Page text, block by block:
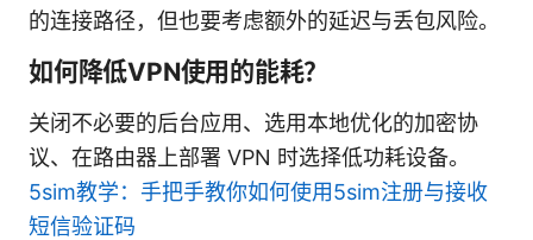
的连接路径，但也要考虑额外的延迟与丢包风险。
如何降低VPN使用的能耗？
关闭不必要的后台应用、选用本地优化的加密协
议、在路由器上部署 VPN 时选择低功耗设备。
5sim教学：手把手教你如何使用5sim注册与接收
短信验证码